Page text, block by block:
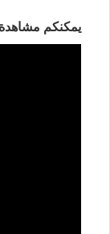
يمكنكم مشاهدة